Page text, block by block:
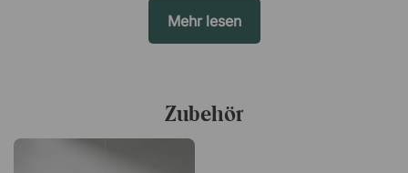
Mehr lesen
Zubehör